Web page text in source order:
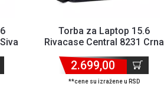
Torba za Laptop 15.6
Rivacase Central 8231 Crna
2.699,00
**cene su izražene u RSD